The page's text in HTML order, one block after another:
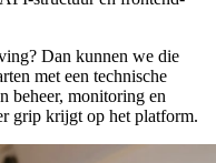
Dan kunnen we die
met een technische
beheer, monitoring en
grip krijgt op het platform.